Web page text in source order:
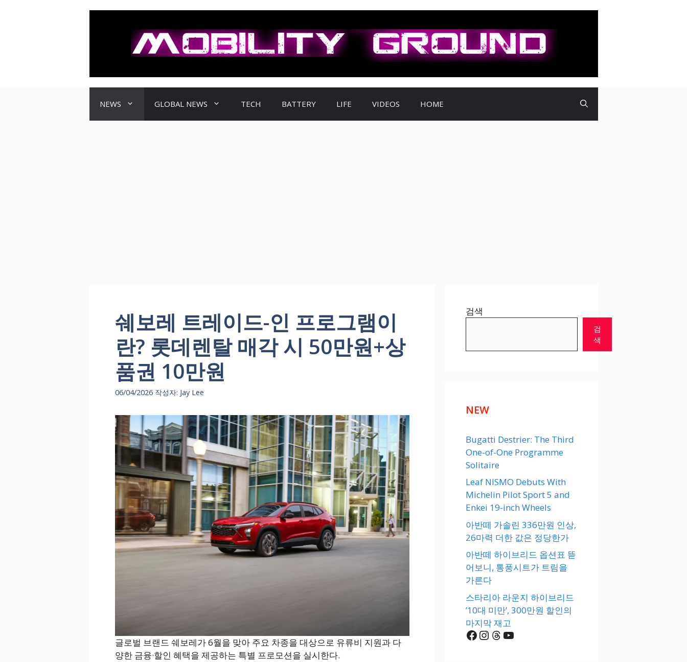
NEWS GLOBAL NEWS TECH BATTERY LIFE VIDEOS HOME
쉐보레 트레이드-인 프로그램이
란? 롯데렌탈 매각 시 50만원+상
품권 10만원
06/04/2026 작성자: Jay Lee
글로벌 브랜드 쉐보레가 6월을 맞아 주요 차종을 대상으로 유류비 지원과 다
양한 금융·할인 혜택을 제공하는 특별 프로모션을 실시한다.
검색
검
색
NEW
Bugatti Destrier: The Third
One-of-One Programme
Solitaire
Leaf NISMO Debuts With
Michelin Pilot Sport 5 and
Enkei 19-inch Wheels
아반떼 가솔린 336만원 인상,
26마력 더한 값은 정당한가
아반떼 하이브리드 옵션표 뜯
어보니, 통풍시트가 트림을
가른다
스타리아 라운지 하이브리드
’10대 미만’, 300만원 할인의
마지막 재고
Facebook
Instagram
Threads
YouTube